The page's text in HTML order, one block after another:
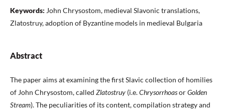
Keywords: John Chrysostom, medieval Slavonic translations,
Zlatostruy, adoption of Byzantine models in medieval Bulgaria
Abstract
The paper aims at examining the first Slavic collection of homilies
of John Chrysostom, called Zlatostruy (i.e.ChrysorrhoasorGolden
Stream). The peculiarities of its content, compilation strategy and